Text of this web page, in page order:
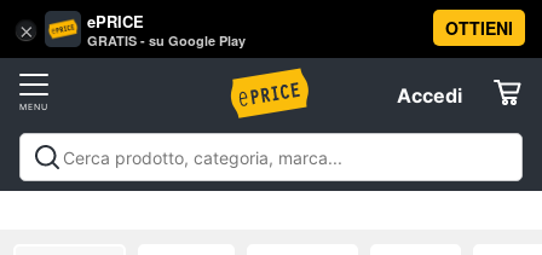
× ePRICE
GRATIS - su Google Play
OTTIENI
Accedi
Accedi
Registrati
Offerte
Vai
al